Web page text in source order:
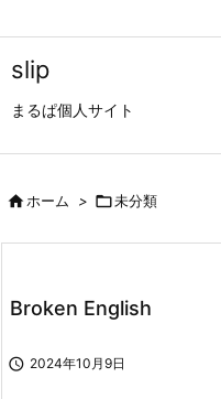
slip
まるぱ個人サイト
ホーム > 未分類
Broken English
 2024年10月9日